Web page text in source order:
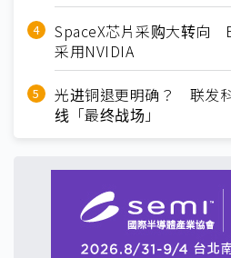
SpaceX芯片采购大转向
采用NVIDIA
光进铜退更明确？ 联发
线「最终战场」